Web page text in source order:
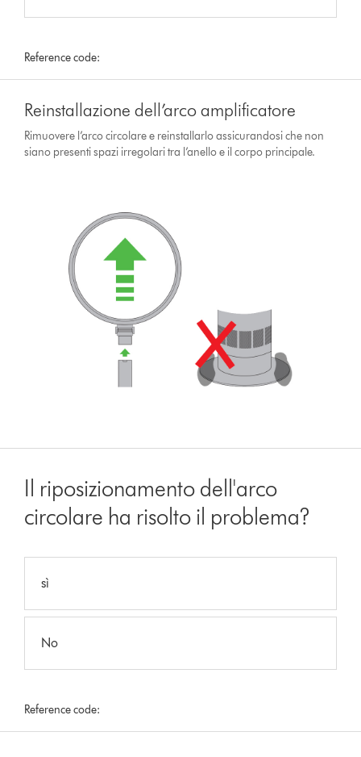
Reference code:
Reinstallazione dell’arco amplificatore
Rimuovere l’arco circolare e reinstallarlo assicurandosi che non
siano presenti spazi irregolari tra l’anello e il corpo principale.
Il riposizionamento dell'arco
circolare ha risolto il problema?
sì
No
Reference code: